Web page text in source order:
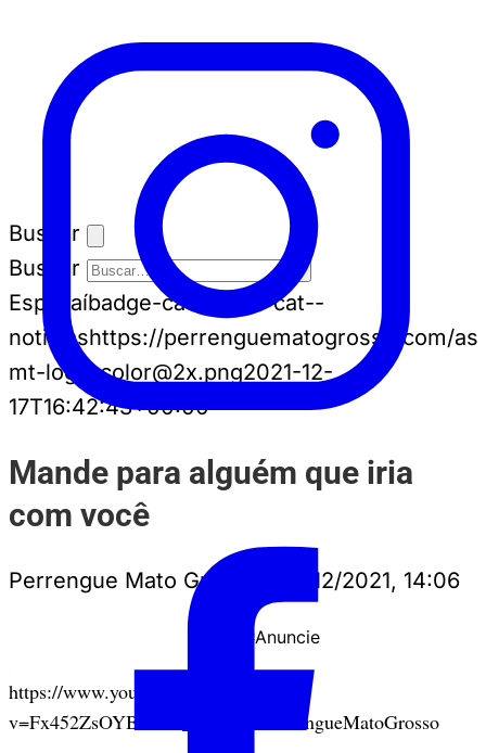
Buscar
Buscar
Espia aíbadge-cat badge-cat--
noticiashttps://perrenguematogrosso.com/
mt-logo-color@2x.png2021-12-
17T16:42:43+00:00
Mande para alguém que iria
com você
Perrengue Mato Grosso 15/12/2021, 14:06
PUBLICIDADEAnuncie
https://www.youtube.com/watch?
v=Fx452ZsOYB8&ab_channel=PerrengueMatoGrosso